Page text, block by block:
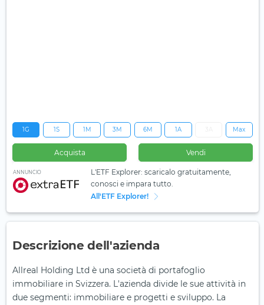
1G 1S 1M 3M 6M 1A Max
Acquista Vendi
ANNUNCIO
L'ETF Explorer: scaricalo gratuitamente,
conosci e impara tutto.
All'ETF Explorer!
Descrizione dell'azienda
Allreal Holding Ltd è una società di portafoglio
immobiliare in Svizzera. L'azienda divide le sue attività in
due segmenti: immobiliare e progetti e sviluppo. La